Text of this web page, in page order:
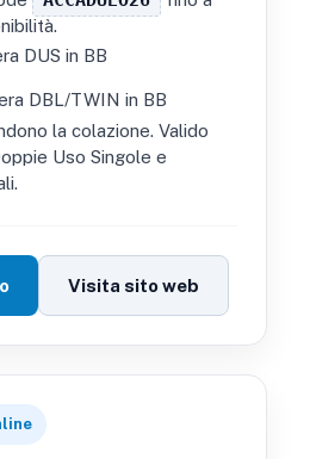
DUS in BB
DBL/TWIN in BB
la colazione. Valido
Uso Singole e
Visita sito web